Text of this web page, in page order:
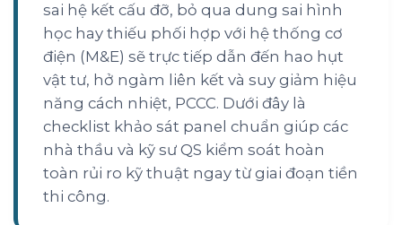
sai hệ kết cấu đỡ, bỏ qua dung sai hình
học hay thiếu phối hợp với hệ thống cơ
điện (M&E) sẽ trực tiếp dẫn đến hao hụt
vật tư, hở ngàm liên kết và suy giảm hiệu
năng cách nhiệt, PCCC. Dưới đây là
checklist khảo sát panel chuẩn giúp các
nhà thầu và kỹ sư QS kiểm soát hoàn
toàn rủi ro kỹ thuật ngay từ giai đoạn tiền
thi công.